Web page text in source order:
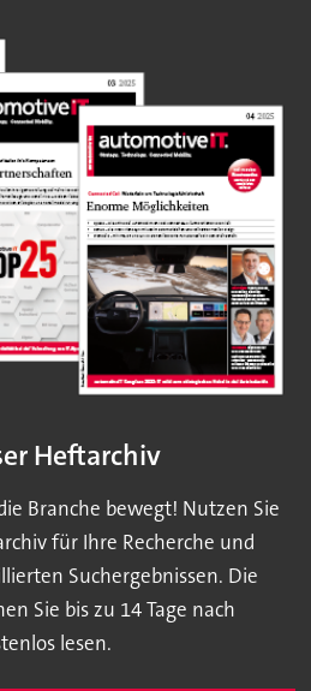
Heftarchiv
Branche bewegt! Nutzen Sie
für Ihre Recherche und
Suchergebnissen. Die
Sie bis zu 14 Tage nach
lesen.